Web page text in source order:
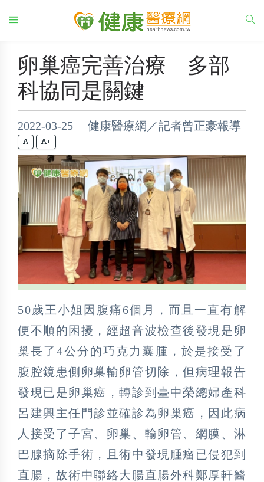
卵巢癌完善治療 多部
科協同是關鍵
2022-03-25 健康醫療網／記者曾正豪報導
+
50歲王小姐因腹痛6個月，而且一直有解
便不順的困擾，經超音波檢查後發現是卵
巢長了4公分的巧克力囊腫，於是接受了
腹腔鏡患側卵巢輸卵管切除，但病理報告
發現已是卵巢癌，轉診到臺中榮總婦產科
呂建興主任門診並確診為卵巢癌，因此病
人接受了子宮、卵巢、輸卵管、網膜、淋
巴腺摘除手術，且術中發現腫瘤已侵犯到
直腸，故術中聯絡大腸直腸外科鄭厚軒醫